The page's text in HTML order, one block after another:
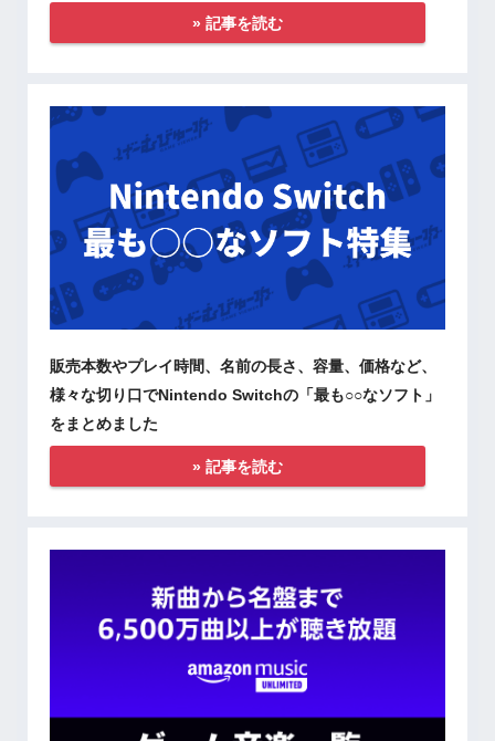
» 記事を読む
販売本数やプレイ時間、名前の長さ、容量、価格など、
様々な切り口でNintendo Switchの「最も○○なソフト」
をまとめました
» 記事を読む